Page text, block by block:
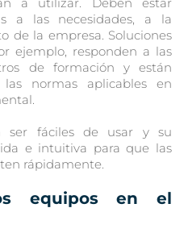
a las necesidades, a la
de la empresa. Soluciones
ejemplo, responden a las
de formación y están
normas aplicables en
ser fáciles de usar y su
e intuitiva para que las
rápidamente.
equipos en el